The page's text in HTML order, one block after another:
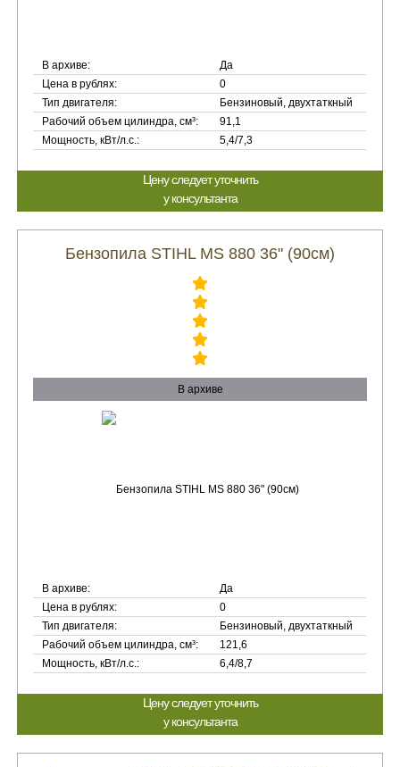
В архиве:
Да
Цена в рублях:
0
Тип двигателя:
Бензиновый, двухтаткный
Рабочий объем цилиндра, см³:
91,1
Мощность, кВт/л.с.:
5,4/7,3
Цену следует уточнить
у консультанта
Бензопила STIHL MS 880 36" (90см)
В архиве
В архиве:
Да
Цена в рублях:
0
Тип двигателя:
Бензиновый, двухтаткный
Рабочий объем цилиндра, см³:
121,6
Мощность, кВт/л.с.:
6,4/8,7
Цену следует уточнить
у консультанта